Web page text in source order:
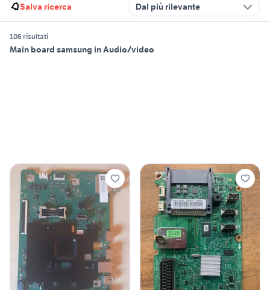
Salva ricerca Dal più rilevante
106 risultati
Main board samsung in Audio/video